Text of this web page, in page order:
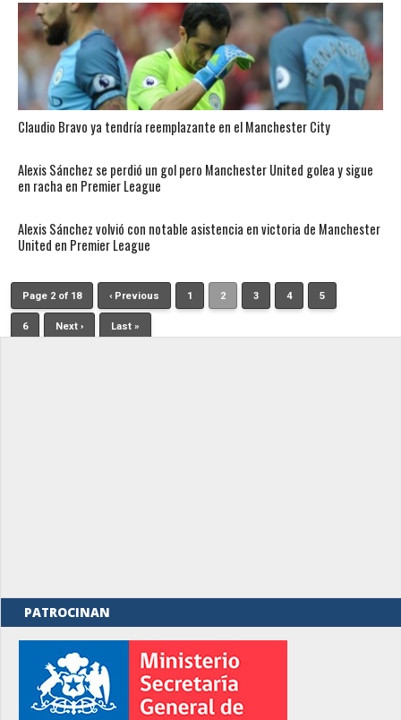
Claudio Bravo ya tendría reemplazante en el Manchester City
Alexis Sánchez se perdió un gol pero Manchester United golea y sigue
en racha en Premier League
Alexis Sánchez volvió con notable asistencia en victoria de Manchester
United en Premier League
Page 2 of 18 ‹ Previous 1 2 3 4 5
6 Next › Last »
PATROCINAN